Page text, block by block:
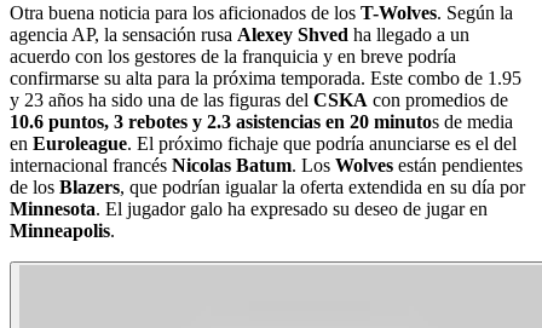
Otra buena noticia para los aficionados de los T-Wolves. Según la
agencia AP, la sensación rusa Alexey Shved ha llegado a un
acuerdo con los gestores de la franquicia y en breve podría
confirmarse su alta para la próxima temporada. Este combo de 1.95
y 23 años ha sido una de las figuras del CSKA con promedios de
10.6 puntos, 3 rebotes y 2.3 asistencias en 20 minutos de media
en Euroleague. El próximo fichaje que podría anunciarse es el del
internacional francés Nicolas Batum. Los Wolves están pendientes
de los Blazers, que podrían igualar la oferta extendida en su día por
Minnesota. El jugador galo ha expresado su deseo de jugar en
Minneapolis.